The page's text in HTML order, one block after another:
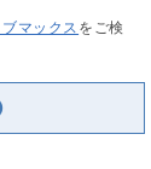
マックス をご検